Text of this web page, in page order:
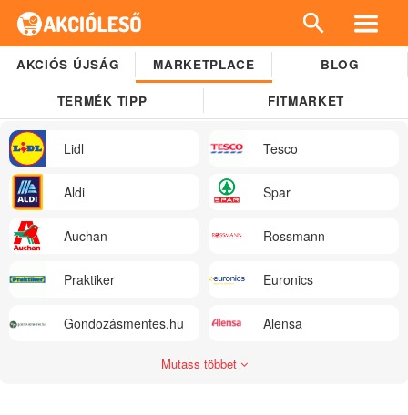
AKCIÓS ÚJSÁG MARKETPLACE BLOG
TERMÉK TIPP FITMARKET
Lidl Tesco
Aldi Spar
Auchan Rossmann
Praktiker Euronics
Gondozásmentes.hu Alensa
Mutass többet